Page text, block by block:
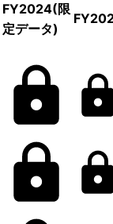
FY2024(限
定データ)